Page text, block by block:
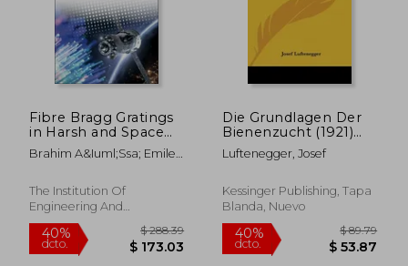
45%
dcto.
45%
dcto.
Fibre Bragg Gratings
in Harsh and Space
Environments:
Principles and
(Materials, Circuits
and Devices) (en
Brahim A&Iuml;Ssa; Emile I.
Kruzelecky; Wes R. Jamroz
The Institution Of
Engineering And
Technology, 2019, Tapa
Dura, Nuevo
Die Grundlagen Der
Bienenzucht (1921)
(en Alemán)
Luftenegger, Josef
Kessinger Publishing, Tapa
Blanda, Nuevo